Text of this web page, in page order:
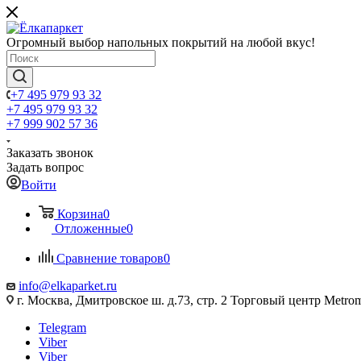
Огромный выбор напольных покрытий на любой вкус!
+7 495 979 93 32
+7 495 979 93 32
+7 999 902 57 36
Заказать звонок
Задать вопрос
Войти
Корзина0
Отложенные0
Сравнение товаров0
info@elkaparket.ru
г. Москва, Дмитровское ш. д.73, стр. 2 Торговый центр
Telegram
Viber
Viber